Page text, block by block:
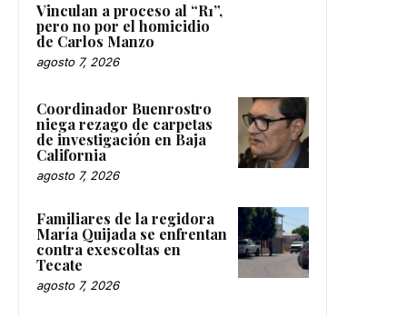
Vinculan a proceso al “R1”,
pero no por el homicidio
de Carlos Manzo
agosto 7, 2026
Coordinador Buenrostro
niega rezago de carpetas
de investigación en Baja
California
agosto 7, 2026
Familiares de la regidora
María Quijada se enfrentan
contra exescoltas en
Tecate
agosto 7, 2026